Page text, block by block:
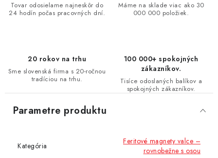
Tovar odosielame najneskôr do
24 hodín počas pracovných dní.
Máme na sklade viac ako 30
000 000 položiek.
20 rokov na trhu
Sme slovenská firma s 20-ročnou
tradíciou na trhu.
100 000+ spokojných
zákazníkov.
Tisíce odoslaných balíkov a
spokojných zákazníkov.
Parametre produktu
Kategória
Feritové magnety valce –
rovnobežne s osou